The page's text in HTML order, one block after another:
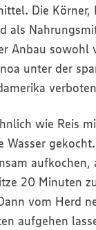
Die Körner,
als
Anbau sowohl
unter der
wie Reis
Wasser
aufkochen,
20 Minuten
vom Herd
aufgehen